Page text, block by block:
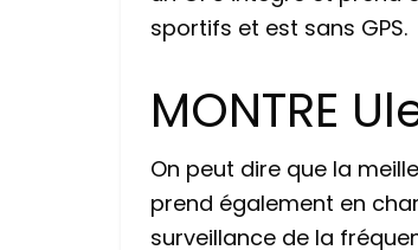
sportifs et est sans GPS.
MONTRE
On peut dire que la
prend également en
surveillance de la